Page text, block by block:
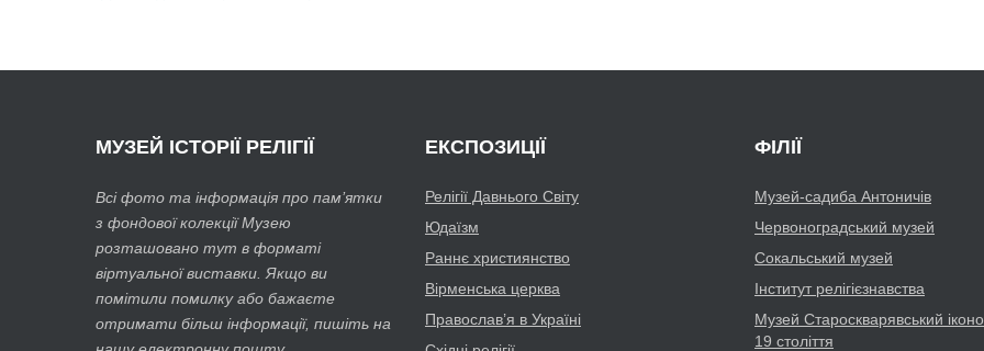
МУЗЕЙ ІСТОРІЇ РЕЛІГІЇ
Всі фото та інформація про пам’ятки
з фондової колекції Музею
розташовано тут в форматі
віртуальної виставки. Якщо ви
помітили помилку або бажаєте
отримати більш інформації, пишіть на
ЕКСПОЗИЦІЇ
Релігії Давнього Світу
Юдаїзм
Раннє християнство
Вірменська церква
Православ’я в Україні
ФІЛІЇ
Музей-садиба Антоничів
Червоноградський музей
Сокальський музей
Інститут релігієзнавства
Музей Староскварявський
19 cтоліття